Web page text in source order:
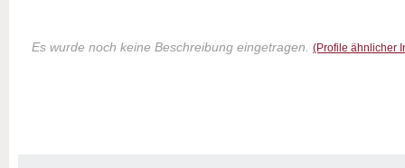
Es wurde noch keine Beschreibung eingetragen. (Profile ähnlicher